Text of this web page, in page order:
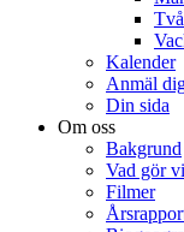
Kalender
Anmäl
Din sida
Om oss
Bakgrund
Vad gör vi
Filmer